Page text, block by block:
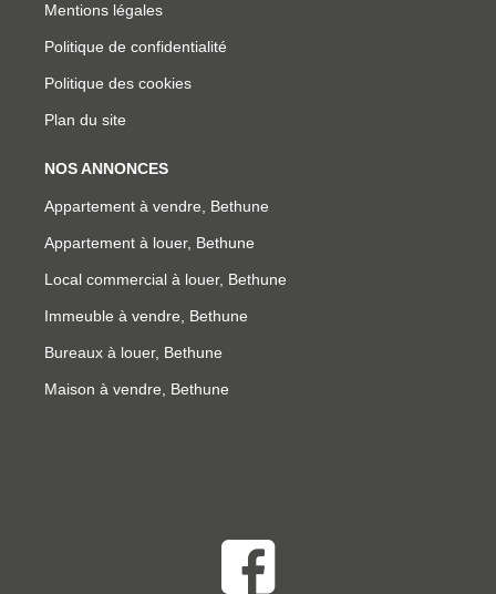
Mentions légales
Politique de confidentialité
Politique des cookies
Plan du site
NOS ANNONCES
Appartement à vendre, Bethune
Appartement à louer, Bethune
Local commercial à louer, Bethune
Immeuble à vendre, Bethune
Bureaux à louer, Bethune
Maison à vendre, Bethune